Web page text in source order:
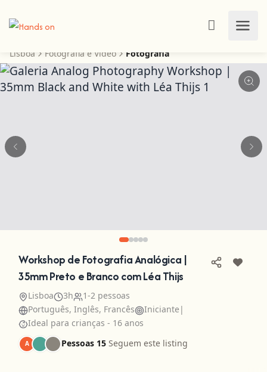
Lisboa Fotografia e Vídeo Fotografia
Workshop de Fotografia Analógica |
35mm Preto e Branco com Léa Thijs
Lisboa 3h
1-2 pessoas
Português, Inglês, Francês
Iniciante |
Ideal para crianças - 16 anos
A Pessoas 15 Seguem este listing